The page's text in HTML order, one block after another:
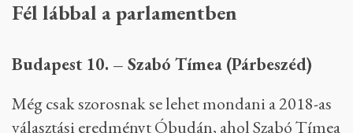
Fél lábbal a parlamentben
Budapest 10. – Szabó Tímea (Párbeszéd)
Még csak szorosnak se lehet mondani a 2018-as
választási eredményt Óbudán, ahol Szabó Tímea